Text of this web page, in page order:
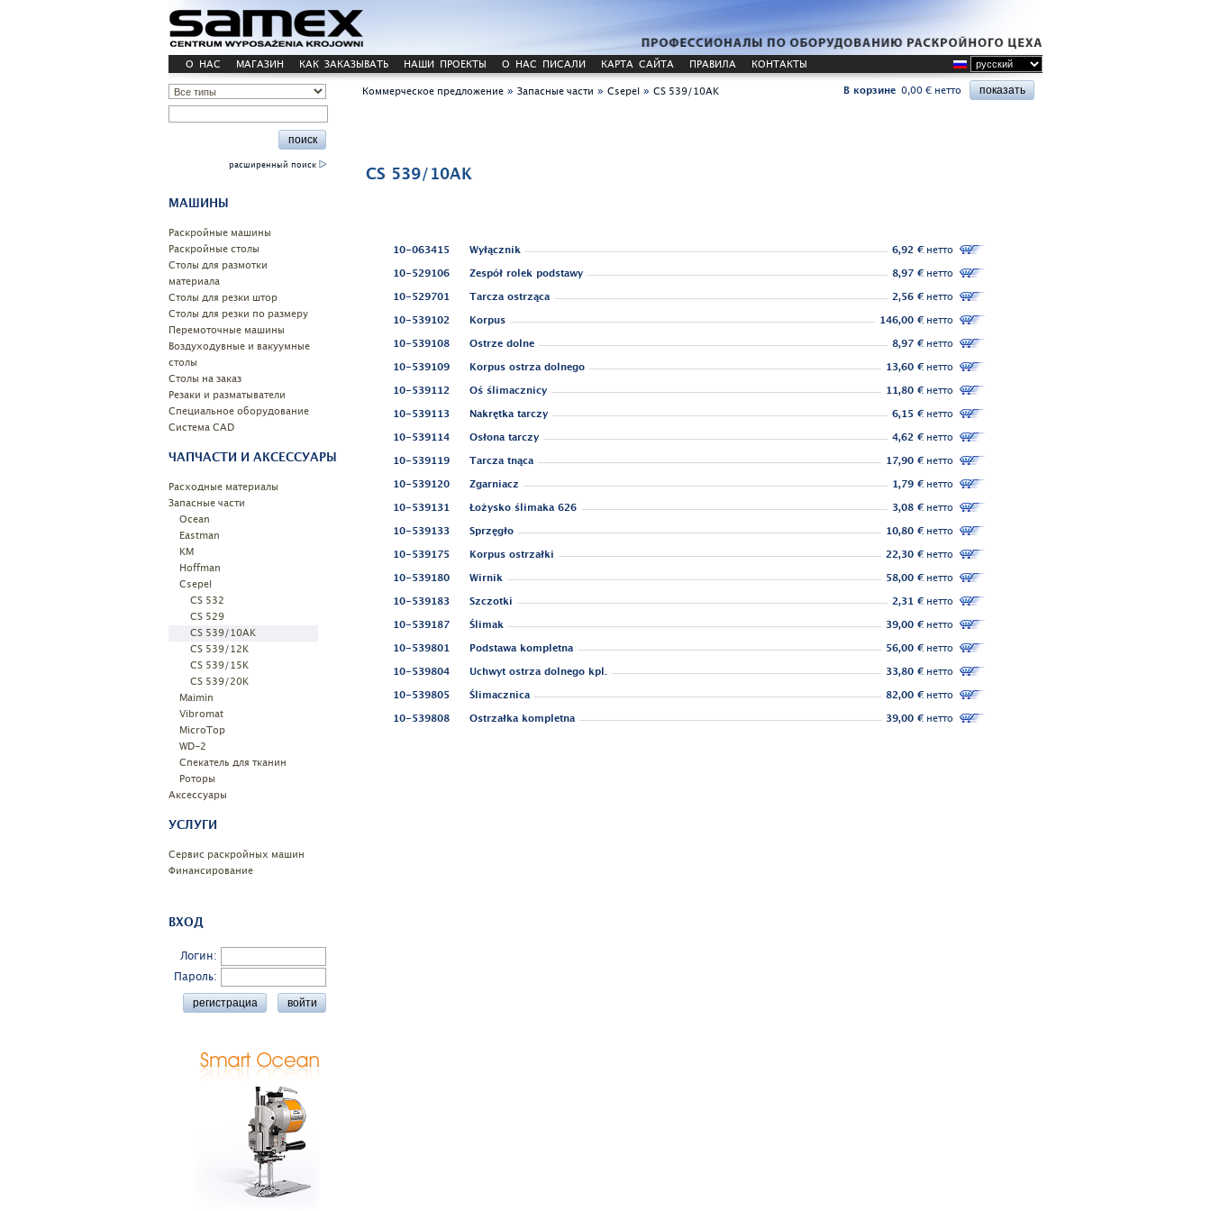
О НАС МАГАЗИН КАК ЗАКАЗЫВАТЬ НАШИ ПРОЕКТЫ О НАС ПИСАЛИ КАРТА САЙТА ПРАВИЛА КОНТАКТЫ
расширенный поиск
МАШИНЫ
Pаскройные машины
Раскройные столы
Столы для размотки
материала
Cтолы для резки штор
Столы для резки по размеру
Перемоточные машины
Воздуходувные и вакуумные
столы
Столы на заказ
Резаки и разматыватели
Специальное оборудование
Системa CAD
ЧАПЧАСТИ И АКСЕССУАРЫ
Расходные материалы
Запасные части
Ocean
Eastman
KM
Hoffman
Csepel
CS 532
CS 529
CS 539/10AK
CS 539/12K
CS 539/15K
CS 539/20K
Maimin
Vibromat
MicroTop
WD-2
Спекатель для тканин
Роторы
Аксессуары
УСЛУГИ
Сервис раскройных машин
Финансирование
ВХОД
Логин:
Пароль:
Коммерческое предложение » Запасные части » Csepel » CS 539/10AK В корзине 0,00 € нетто
CS 539/10AK
10-063415 Wyłącznik 6,92 €нетто
10-529106
Zespół rolek podstawy 8,97 €нетто
10-529701
Tarcza ostrząca 2,56 €нетто
10-539102
Korpus 146,00 €нетто
10-539108
Ostrze dolne 8,97 €нетто
10-539109
Korpus ostrza dolnego 13,60 €нетто
10-539112
Oś ślimacznicy 11,80 €нетто
10-539113
Nakrętka tarczy 6,15 €нетто
10-539114
Osłona tarczy 4,62 €нетто
10-539119
Tarcza tnąca 17,90 €нетто
10-539120
Zgarniacz 1,79 €нетто
10-539131
Łożysko ślimaka 626 3,08 €нетто
10-539133
Sprzęgło 10,80 €нетто
10-539175
Korpus ostrzałki 22,30 €нетто
10-539180
Wirnik 58,00 €нетто
10-539183
Szczotki 2,31 €нетто
10-539187
Ślimak 39,00 €нетто
10-539801
Podstawa kompletna 56,00 €нетто
10-539804
Uchwyt ostrza dolnego kpl. 33,80 €нетто
10-539805
Ślimacznica 82,00 €нетто
10-539808
Ostrzałka kompletna 39,00 €нетто